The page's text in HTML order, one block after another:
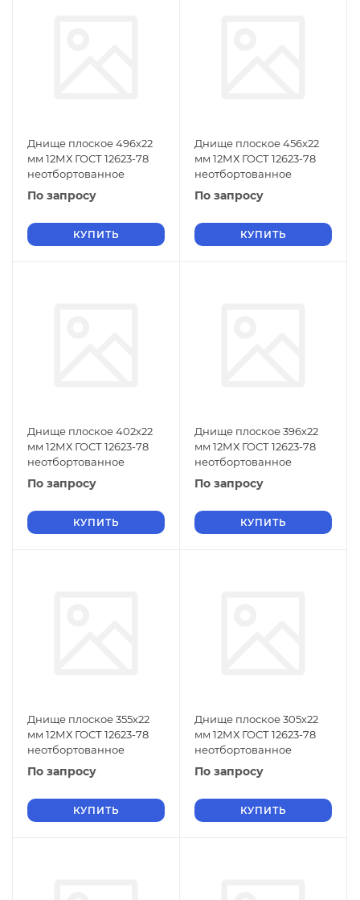
Днище плоское 496х22
мм 12МХ ГОСТ 12623-78
неотбортованное
По запросу
КУПИТЬ
Днище плоское 456х22
мм 12МХ ГОСТ 12623-78
неотбортованное
По запросу
КУПИТЬ
Днище плоское 402х22
мм 12МХ ГОСТ 12623-78
неотбортованное
По запросу
КУПИТЬ
Днище плоское 396х22
мм 12МХ ГОСТ 12623-78
неотбортованное
По запросу
КУПИТЬ
Днище плоское 355х22
мм 12МХ ГОСТ 12623-78
неотбортованное
По запросу
КУПИТЬ
Днище плоское 305х22
мм 12МХ ГОСТ 12623-78
неотбортованное
По запросу
КУПИТЬ